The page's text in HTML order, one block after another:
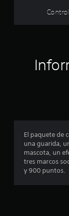
El paquete de
una guarida,
mascota, un
tres marcos
y 900 puntos.